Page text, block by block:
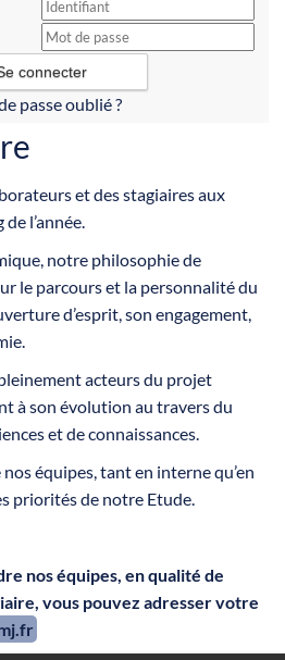
passe oublié ?
et des stagiaires aux
l’année.
notre philosophie de
le parcours et la personnalité du
d’esprit, son engagement,
acteurs du projet
à son évolution au travers du
et de connaissances.
équipes, tant en interne qu’en
priorités de notre Etude.
nos équipes, en qualité de
vous pouvez adresser votre